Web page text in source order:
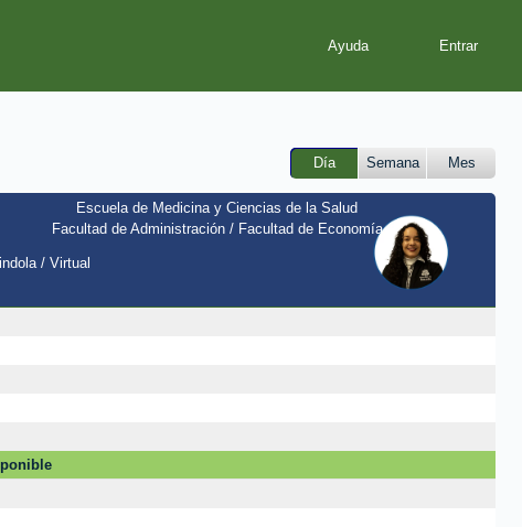
Ayuda
Día Semana Mes
/ Virtual
Escuela de Medicina y Ciencias de la Salud
Facultad de Administración / Facultad de Economía